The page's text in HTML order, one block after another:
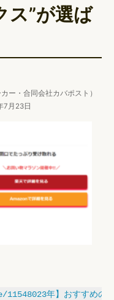
ス”が選ば
ー・合同会社カバポスト）
7月23日
年】おすすめの宅配